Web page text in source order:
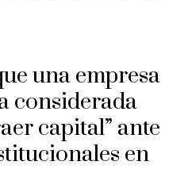
una empresa
considerada
capital” ante
en